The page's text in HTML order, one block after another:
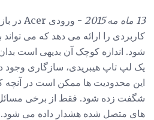
13 ماه مه 2015
کاربردی را ارائه می دهد که می
شود. اندازه کوچک آن بدیهی است
یک لپ تاپ هیبریدی، سازگاری وجود
این محدودیت ها ممکن است در آنچه
شگفت زده شود. فقط از برخی مسائل
های متصل شده هشدار داده می شود.